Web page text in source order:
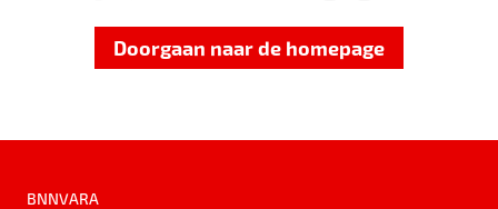
Doorgaan naar de homepage
BNNVARA